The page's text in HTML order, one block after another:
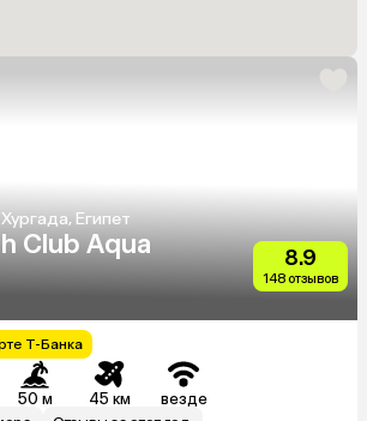
Египет
Club Aqua
8.9
148 отзывов
Т-Банка
50 м 45 км везде